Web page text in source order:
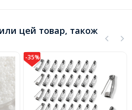
цей товар, також
-35%